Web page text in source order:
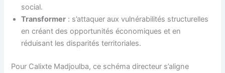
social.
Transformer : s’attaquer aux vulnérabilités structurelles
en créant des opportunités économiques et en
réduisant les disparités territoriales.
Pour Calixte Madjoulba, ce schéma directeur s’aligne